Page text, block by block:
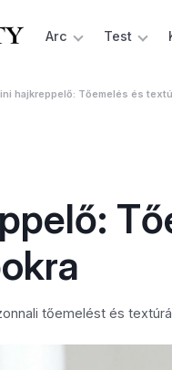
Arc Test
hajkreppelő: Tőemelés és
tőemelést és